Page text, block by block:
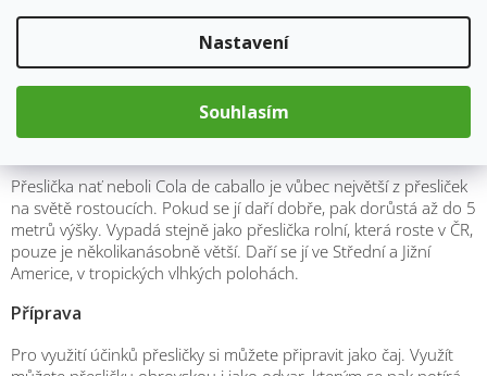
Nastavení
Souhlasím
účinky, proto výše uvedené léčivé účinky jsou formou tipů našich
babiček a tradičního lidového léčitelství. Nejedná se o lékařské
doporučení – vycházíme pouze informací z internetu, které
Popis a vzhled
Přeslička nať neboli Cola de caballo je vůbec největší z přesliček
na světě rostoucích. Pokud se jí daří dobře, pak dorůstá až do 5
metrů výšky. Vypadá stejně jako přeslička rolní, která roste v ČR,
pouze je několikanásobně větší. Daří se jí ve Střední a Jižní
Americe, v tropických vlhkých polohách.
Příprava
Pro využití účinků přesličky si můžete připravit jako čaj. Využít